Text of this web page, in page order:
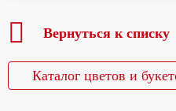
Вернуться к списку
Каталог цветов и